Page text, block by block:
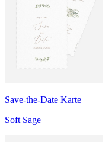
Save-the-Date Karte
Soft Sage